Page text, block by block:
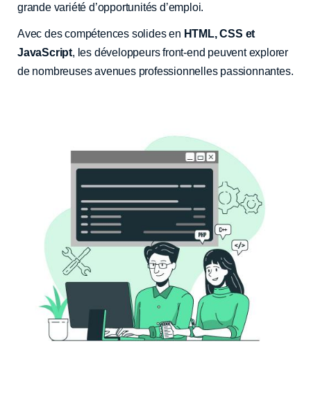
grande variété d’opportunités d’emploi.
Avec des compétences solides en HTML, CSS et
JavaScript, les développeurs front-end peuvent explorer
de nombreuses avenues professionnelles passionnantes.